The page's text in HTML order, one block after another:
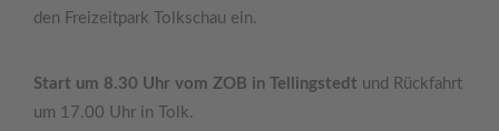
den Freizeitpark Tolkschau ein.
Start um 8.30 Uhr vom ZOB in Tellingstedt und Rückfahrt
um 17.00 Uhr in Tolk.